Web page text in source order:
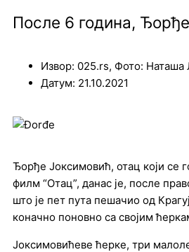
После 6 година,
Извор: 025.rs, Фото: Наташа
Датум: 21.10.2021
Ђорђе Јоксимовић, отац који се
филм “Отац”, данас је, после
што је пет пута пешачио од
коначно поновно са својим
Јоксимовићеве ћерке, три